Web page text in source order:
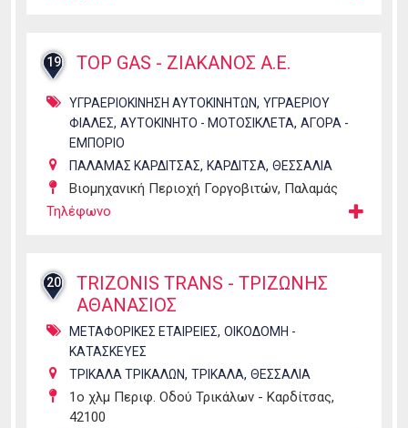
19 TOP GAS - ΖΙΑΚΑΝΟΣ Α.Ε.
ΥΓΡΑΕΡΙΟΚΙΝΗΣΗ ΑΥΤΟΚΙΝΗΤΩΝ, ΥΓΡΑΕΡΙΟΥ
ΦΙΑΛΕΣ, ΑΥΤΟΚΙΝΗΤΟ - ΜΟΤΟΣΙΚΛΕΤΑ, ΑΓΟΡΑ -
ΕΜΠΟΡΙΟ
ΠΑΛΑΜΑΣ ΚΑΡΔΙΤΣΑΣ, ΚΑΡΔΙΤΣΑ, ΘΕΣΣΑΛΙΑ
Βιομηχανική Περιοχή Γοργοβιτών, Παλαμάς
Τηλέφωνο
20
TRIZONIS TRANS - ΤΡΙΖΩΝΗΣ
ΑΘΑΝΑΣΙΟΣ
ΜΕΤΑΦΟΡΙΚΕΣ ΕΤΑΙΡΕΙΕΣ, ΟΙΚΟΔΟΜΗ -
ΚΑΤΑΣΚΕΥΕΣ
ΤΡΙΚΑΛΑ ΤΡΙΚΑΛΩΝ, ΤΡΙΚΑΛΑ, ΘΕΣΣΑΛΙΑ
1ο χλμ Περιφ. Οδού Τρικάλων - Καρδίτσας,
42100